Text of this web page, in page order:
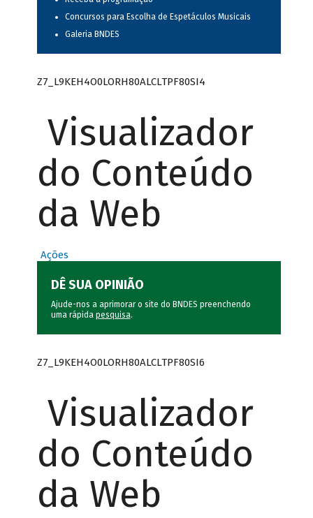
Concursos para Escolha de Espetáculos Musicais
Galeria BNDES
Z7_L9KEH4O0LORH80ALCLTPF80SI4
Visualizador
do Conteúdo
da Web
Ações
DÊ SUA OPINIÃO
Ajude-nos a aprimorar o site do BNDES preenchendo
uma rápida pesquisa.
Z7_L9KEH4O0LORH80ALCLTPF80SI6
Visualizador
do Conteúdo
da Web